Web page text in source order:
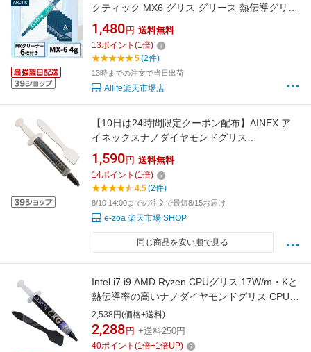
クティック MX6 グリス グリース 熱伝導グリス
非導電性 サーマルコンパウンド ペースト シリ
コングリス ヒートシンク CPU 冷却グリス
1,480 円 送料無料
13ポイント (1倍)
5(2件)
13時までの注文で当日出荷
Allife楽天市場店
【10日は24時間限定クーポン配布】AINEX ア
イネックスナノダイヤモンドグリス
JPDX1(2360198)送料無料
1,590 円 送料無料
14ポイント (1倍)
4.5(2件)
8/10 14:00までの注文で最短8/15お届け
e-zoa 楽天市場 SHOP
同じ商品を安い順で見る
Intel i7 i9 AMD Ryzen CPUグリス 17W/m・Kと
熱伝導率の高いナノダイヤモンドグリス CPUと
CPU FANの間に塗るのに最適製品 CPUファン
取付 メンテナンス 冷却効果 ゲーミングPC 動
画編集PC AINEX JP-DX2
2,538円(価格+送料)
2,288 円 +送料250円
40ポイント (1倍+1倍UP)